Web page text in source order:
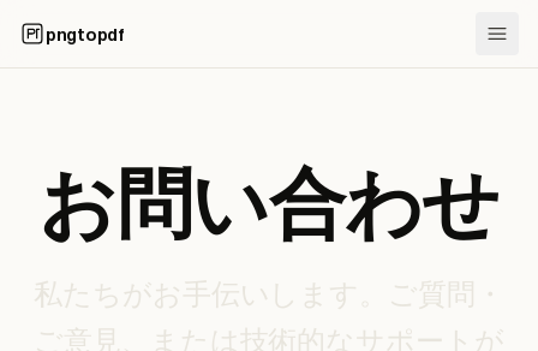
pngtopdf
お問い合わせ
私たちがお手伝いします。ご質問・
ご意見、または技術的なサポートが